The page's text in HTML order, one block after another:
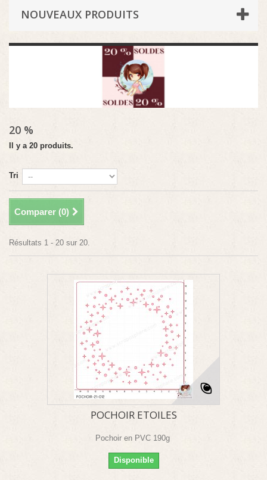
NOUVEAUX PRODUITS
20 %
Il y a 20 produits.
Tri
Comparer (0)
Résultats 1 - 20 sur 20.
POCHOIR ETOILES
Pochoir en PVC 190g
Disponible